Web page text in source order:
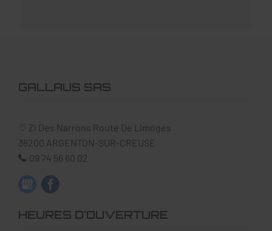
GALLAUS SAS
Zi Des Narrons Route De Limoges
36200 ARGENTON-SUR-CREUSE
09 74 56 60 02
HEURES D'OUVERTURE